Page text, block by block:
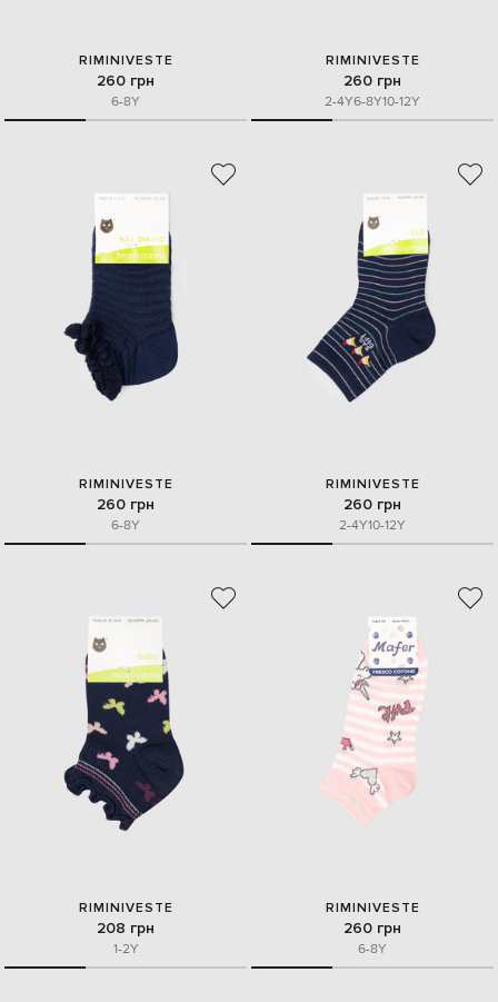
RIMINIVESTE
260 грн
6-8Y
RIMINIVESTE
260 грн
2-4Y6-8Y10-12Y
RIMINIVESTE
260 грн
6-8Y
RIMINIVESTE
260 грн
2-4Y10-12Y
RIMINIVESTE
208 грн
1-2Y
RIMINIVESTE
260 грн
6-8Y